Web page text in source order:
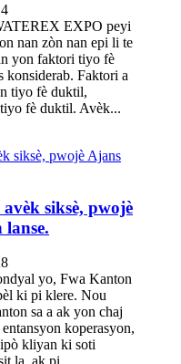
EXPO peyi
nan zòn nan epi li te
yon faktori tiyo fè
Faktori a
tiyo fè duktil,
fè duktil. Avèk...
siksè, pwojè
lanse.
yo, Fwa Kanton
ki pi klere. Nou
sa a ak yon chaj
koperasyon,
kliyan ki soti